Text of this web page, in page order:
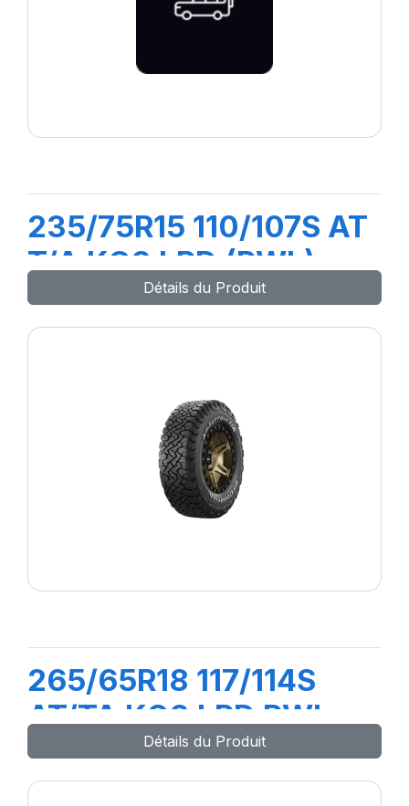
235/75R15 110/107S AT
T/A KO3 LRD (RWL)
Détails du Produit
265/65R18 117/114S
AT/TA KO3 LRD RWL
Détails du Produit